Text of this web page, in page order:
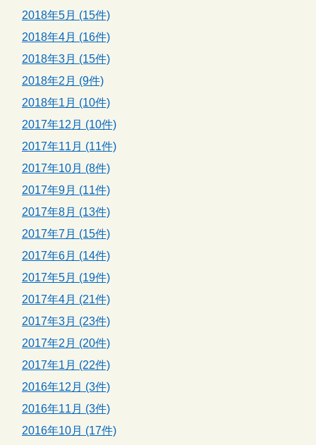
2018年5月 (15件)
2018年4月 (16件)
2018年3月 (15件)
2018年2月 (9件)
2018年1月 (10件)
2017年12月 (10件)
2017年11月 (11件)
2017年10月 (8件)
2017年9月 (11件)
2017年8月 (13件)
2017年7月 (15件)
2017年6月 (14件)
2017年5月 (19件)
2017年4月 (21件)
2017年3月 (23件)
2017年2月 (20件)
2017年1月 (22件)
2016年12月 (3件)
2016年11月 (3件)
2016年10月 (17件)